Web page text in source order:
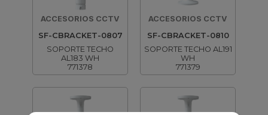
ACCESORIOS CCTV
SF-CBRACKET-0807
SOPORTE TECHO
AL183 WH
771378
ACCESORIOS CCTV
SF-CBRACKET-0810
SOPORTE TECHO AL191
WH
771379